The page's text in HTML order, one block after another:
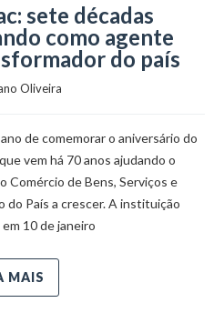
sete décadas
como agente
do país
Oliveira
de comemorar o aniversário do
vem há 70 anos ajudando o
Comércio de Bens, Serviços e
do País a crescer. A instituição
10 de janeiro
MAIS